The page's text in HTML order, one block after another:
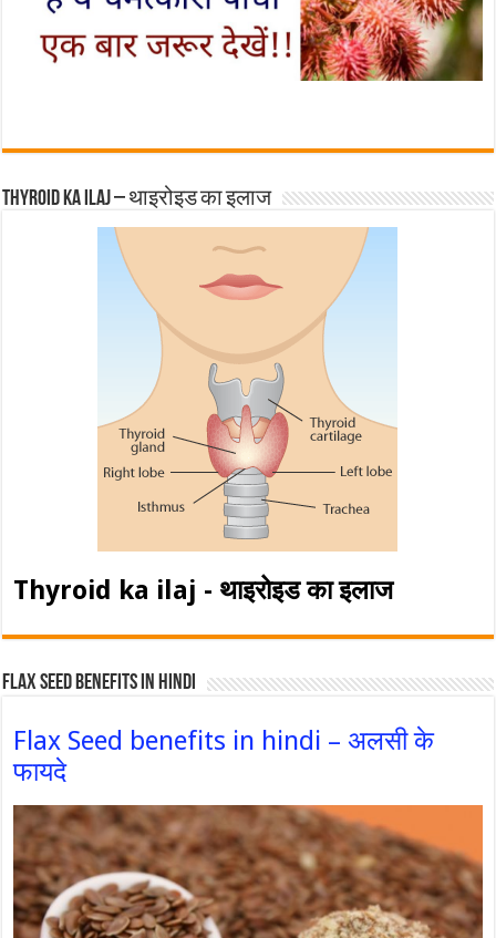
Thyroid ka ilaj – थाइरोइड का इलाज
Thyroid ka ilaj - थाइरोइड का इलाज
Flax Seed Benefits in hindi
Flax Seed benefits in hindi – अलसी के
फायदे